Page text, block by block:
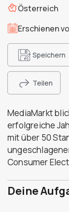
Österreich
Erschienen
Speichern
Teilen
MediaMarkt
erfolgreiche
mit über 50
Consumer
Deine